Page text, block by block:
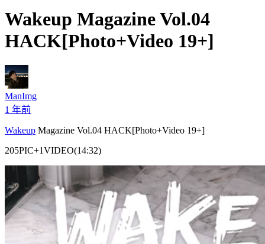
Wakeup Magazine Vol.04
HACK[Photo+Video 19+]
ManImg
1 年前
Wakeup Magazine Vol.04 HACK[Photo+Video 19+]
205PIC+1VIDEO(14:32)